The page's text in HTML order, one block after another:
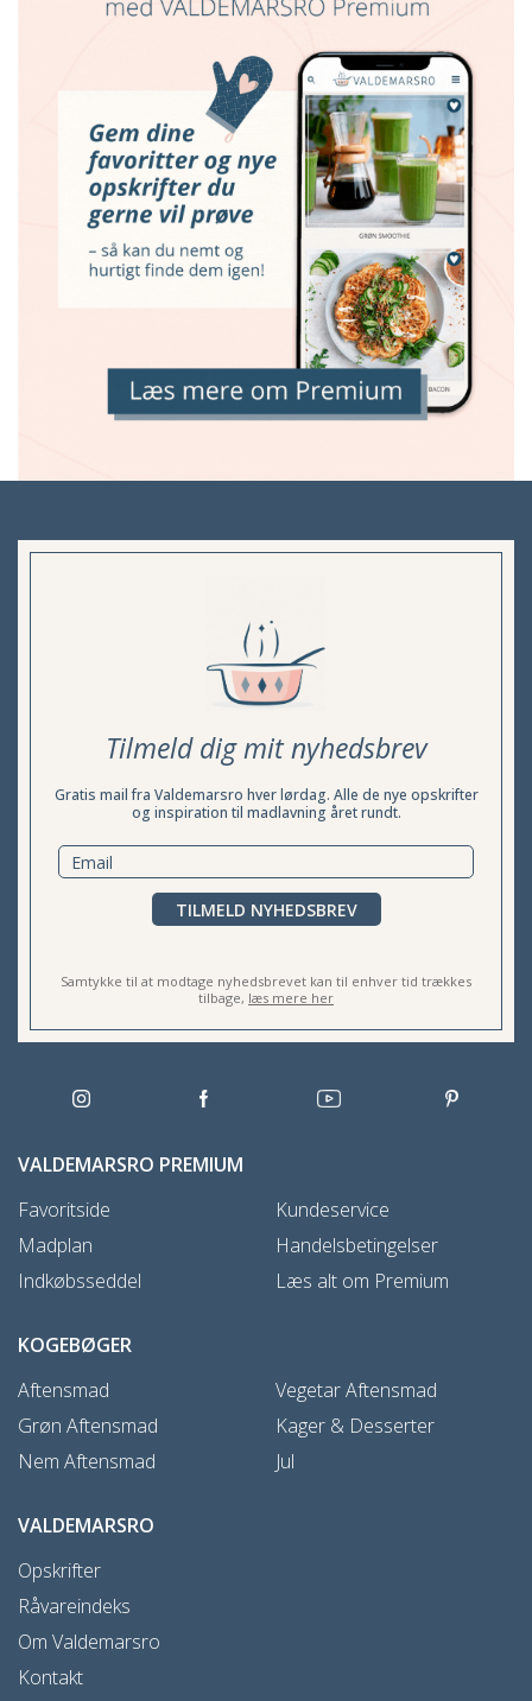
Tilmeld dig mit nyhedsbrev
Gratis mail fra Valdemarsro hver lørdag. Alle de nye opskrifter
og inspiration til madlavning året rundt.
TILMELD NYHEDSBREV
Samtykke til at modtage nyhedsbrevet kan til enhver tid trækkes
tilbage, læs mere her
VALDEMARSRO PREMIUM
Favoritside
Madplan
Indkøbsseddel
Kundeservice
Handelsbetingelser
Læs alt om Premium
KOGEBØGER
Aftensmad
Grøn Aftensmad
Nem Aftensmad
Vegetar Aftensmad
Kager & Desserter
Jul
VALDEMARSRO
Opskrifter
Råvareindeks
Om Valdemarsro
Kontakt